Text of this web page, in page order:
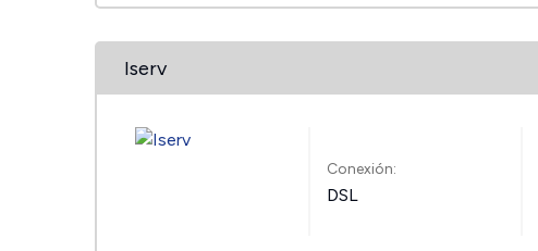
Iserv
Conexión:
DSL